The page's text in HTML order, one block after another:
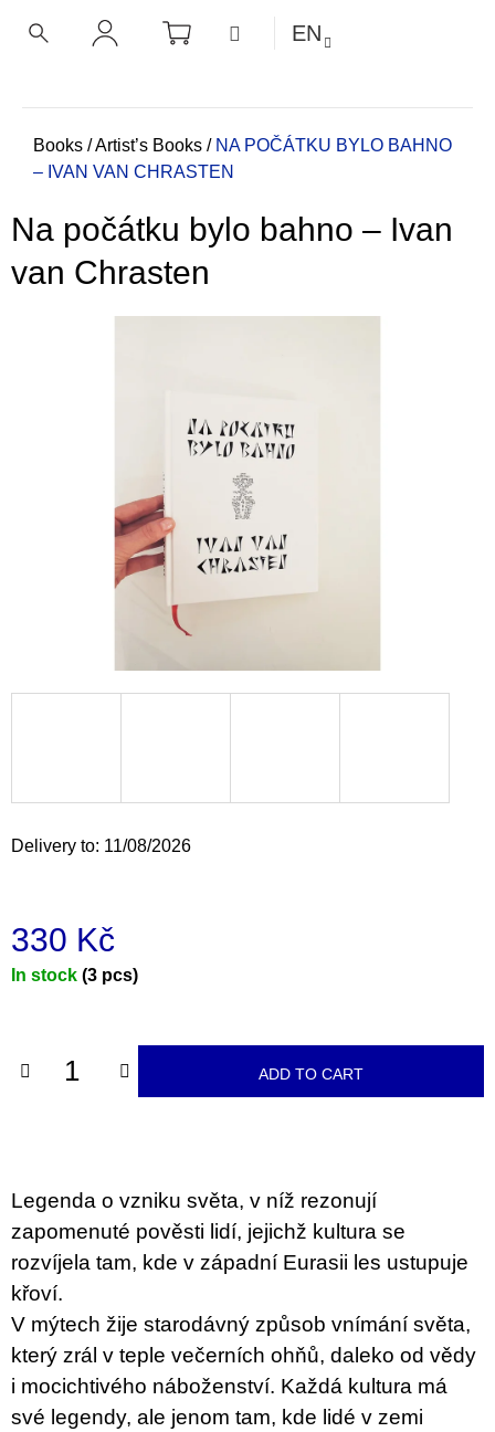
SHOPPING
CART MENUEN
Home
Books /Artist’s Books / NA POČÁTKU BYLO BAHNO
– IVAN VAN CHRASTEN
Na počátku bylo bahno – Ivan
van Chrasten
Delivery to: 11/08/2026
330 Kč
Measure
In stock (3 pcs)
ADD TO CART
Legenda o vzniku světa, v níž rezonují
zapomenuté pověsti lidí, jejichž kultura se
rozvíjela tam, kde v západní Eurasii les ustupuje
křoví.
V mýtech žije starodávný způsob vnímání světa,
který zrál v teple večerních ohňů, daleko od vědy
i mocichtivého náboženství. Každá kultura má
své legendy, ale jenom tam, kde lidé v zemi
BACK
BACK
h
a
a
r
e
?
e
r
e
e
NEJEN
ROMSKÉ
RECEPTY
PRO
SNESITELNĚJŠÍ
KLIMA
Kč
Was:
350
Kč